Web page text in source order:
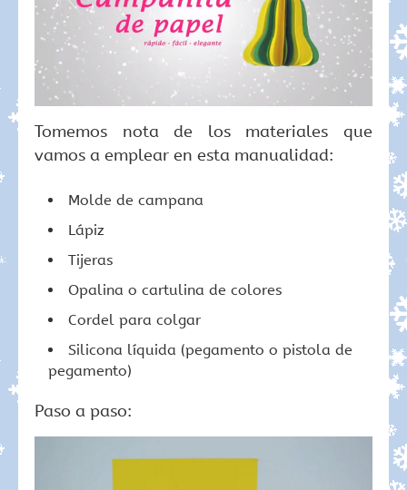
Tomemos nota de los materiales que
vamos a emplear en esta manualidad:
Molde de campana
Lápiz
Tijeras
Opalina o cartulina de colores
Cordel para colgar
Silicona líquida (pegamento o pistola de
pegamento)
Paso a paso: